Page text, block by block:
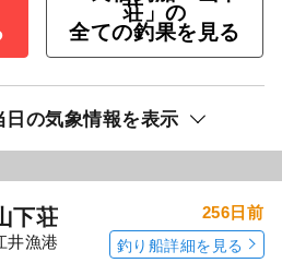
荘」の
全ての釣果を見る
日の気象情報を表示
下荘
井漁港
256日前
釣り船詳細を見る